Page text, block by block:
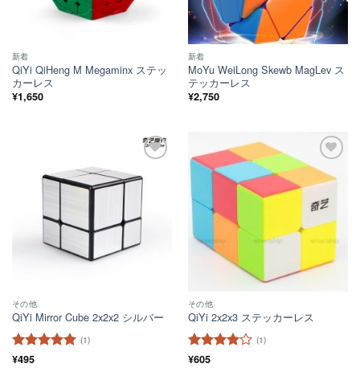
新着
QiYi QiHeng M Megaminx ステッ
カーレス
¥1,650
新着
MoYu WeiLong Skewb MagLev ス
テッカーレス
¥2,750
その他
QiYi Mirror Cube 2x2x2 シルバー
5段階中
(1)
¥495
ほし
い！
その他
QiYi 2x2x3 ステッカーレス
5段階中
(1)
¥605